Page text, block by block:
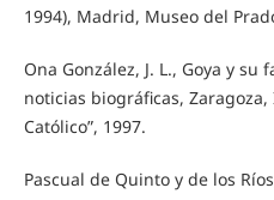
1994), Madrid, Museo del
Ona González, J. L., Goya y
noticias biográficas,
Católico”, 1997.
Pascual de Quinto y de los